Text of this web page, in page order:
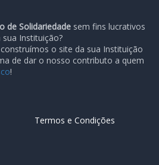
de Solidariedade sem fins lucrativos
Instituição?
o site da sua Instituição
de dar o nosso contributo a quem
!
Termos e Condições